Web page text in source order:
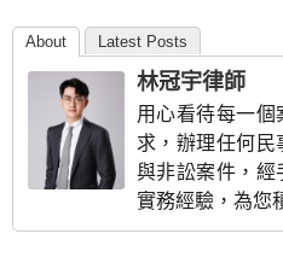
About Latest Posts
林冠宇律師
用心看待每一個
求，辦理任何民
與非訟案件，經
實務經驗，為您